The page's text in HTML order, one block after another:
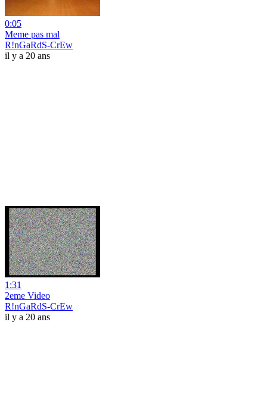
0:05
Meme pas mal
R!nGaRdS-CrEw
il y a 20 ans
1:31
2eme Video
R!nGaRdS-CrEw
il y a 20 ans